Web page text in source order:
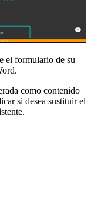
el formulario de su
como contenido
si desea sustituir el